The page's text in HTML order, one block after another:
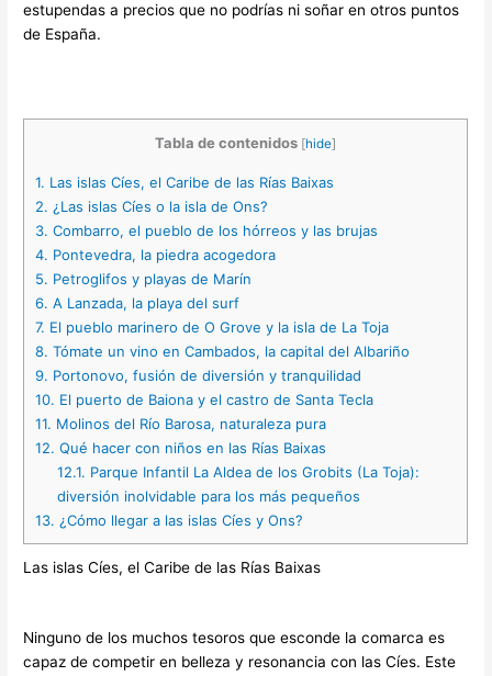
estupendas a precios que no podrías ni soñar en otros puntos
de España.
Tabla de contenidos [hide]
1. Las islas Cíes, el Caribe de las Rías Baixas
2. ¿Las islas Cíes o la isla de Ons?
3. Combarro, el pueblo de los hórreos y las brujas
4. Pontevedra, la piedra acogedora
5. Petroglifos y playas de Marín
6. A Lanzada, la playa del surf
7. El pueblo marinero de O Grove y la isla de La Toja
8. Tómate un vino en Cambados, la capital del Albariño
9. Portonovo, fusión de diversión y tranquilidad
10. El puerto de Baiona y el castro de Santa Tecla
11. Molinos del Río Barosa, naturaleza pura
12. Qué hacer con niños en las Rías Baixas
12.1. Parque Infantil La Aldea de los Grobits (La Toja):
diversión inolvidable para los más pequeños
13. ¿Cómo llegar a las islas Cíes y Ons?
Las islas Cíes, el Caribe de las Rías Baixas
Ninguno de los muchos tesoros que esconde la comarca es
capaz de competir en belleza y resonancia con las Cíes. Este